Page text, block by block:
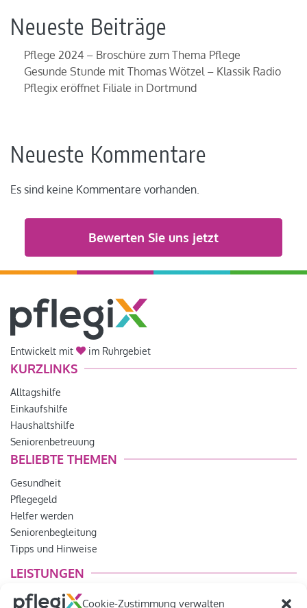
Cookie-Zustimmung verwalten
Neueste Beiträge
Pflege 2024 – Broschüre zum Thema Pflege
Gesunde Stunde mit Thomas Wötzel – Klassik Radio
Pflegix eröffnet Filiale in Dortmund
Neueste Kommentare
Es sind keine Kommentare vorhanden.
Bewerten Sie uns jetzt
Entwickelt mit im Ruhrgebiet
KURZLINKS
Alltagshilfe
Einkaufshilfe
Haushaltshilfe
Seniorenbetreuung
BELIEBTE THEMEN
Gesundheit
Pflegegeld
Helfer werden
Seniorenbegleitung
Tipps und Hinweise
LEISTUNGEN
Lebensfreude